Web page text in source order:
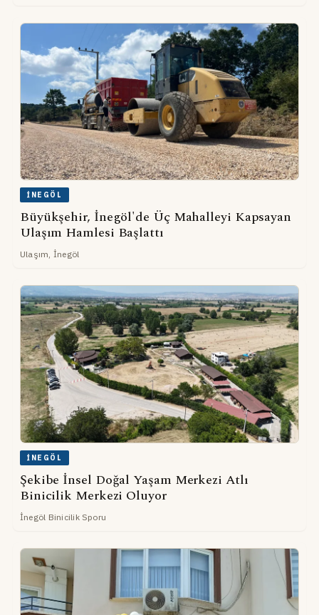
İNEGÖL
Büyükşehir, İnegöl'de Üç Mahalleyi Kapsayan
Ulaşım Hamlesi Başlattı
Ulaşım, İnegöl
İNEGÖL
Şekibe İnsel Doğal Yaşam Merkezi Atlı
Binicilik Merkezi Oluyor
İnegöl Binicilik Sporu